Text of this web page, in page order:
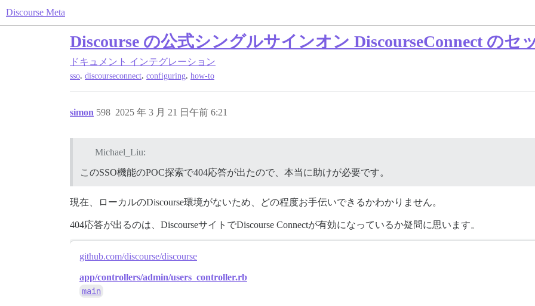
Discourse Meta
Discourse の公式シングルサインオン DiscourseConnect のセ
ドキュメント インテグレーション
sso, discourseconnect, configuring, how-to
simon 2025 年 3 月 21 日午前 6:21
598
Michael_Liu:
このSSO機能のPOC探索で404応答が出たので、本当に助けが必要です。
現在、ローカルのDiscourse環境がないため、どの程度お手伝いできるかわかりません。
404応答が出るのは、DiscourseサイトでDiscourse Connectが有効になっているか疑問に思います。
github.com/discourse/discourse
app/controllers/admin/users_controller.rb
main